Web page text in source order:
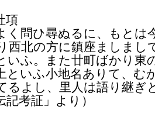
項
く問ひ尋ぬるに、もとは
西北の方に鎮座ましまし
いふ。また廿町ばかり東
といふ小地名ありて、む
るよし、里人は語り継ぎ
記考証」より）